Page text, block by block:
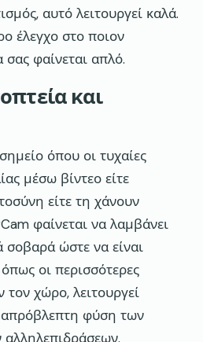
αυτό λειτουργεί καλά.
έλεγχο στο ποιον
σας φαίνεται απλό.
και
όπου οι τυχαίες
μέσω βίντεο είτε
είτε τη χάνουν
φαίνεται να λαμβάνει
σοβαρά ώστε να είναι
οι περισσότερες
χώρο, λειτουργεί
απρόβλεπτη φύση των